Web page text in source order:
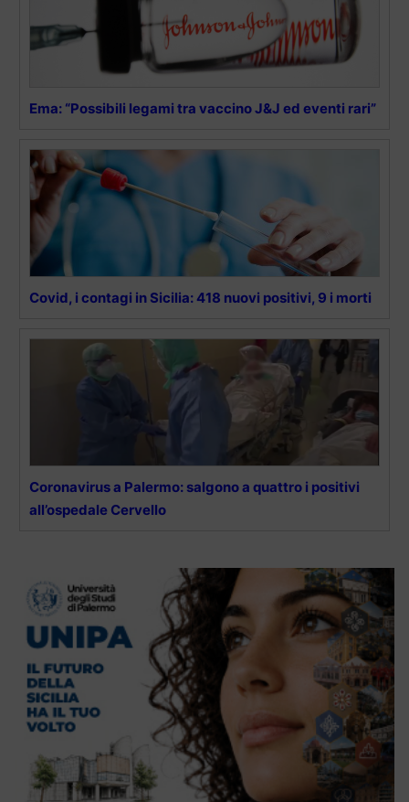
Ema: “Possibili legami tra vaccino J&J ed eventi rari”
Covid, i contagi in Sicilia: 418 nuovi positivi, 9 i morti
Coronavirus a Palermo: salgono a quattro i positivi
all’ospedale Cervello